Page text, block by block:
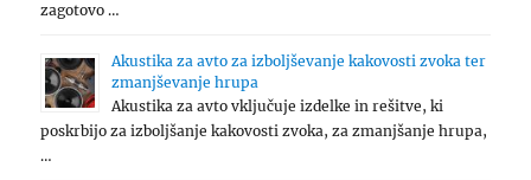
zagotovo …
Akustika za avto za izboljševanje kakovosti zvoka ter
zmanjševanje hrupa
Akustika za avto vključuje izdelke in rešitve, ki
poskrbijo za izboljšanje kakovosti zvoka, za zmanjšanje hrupa,
…